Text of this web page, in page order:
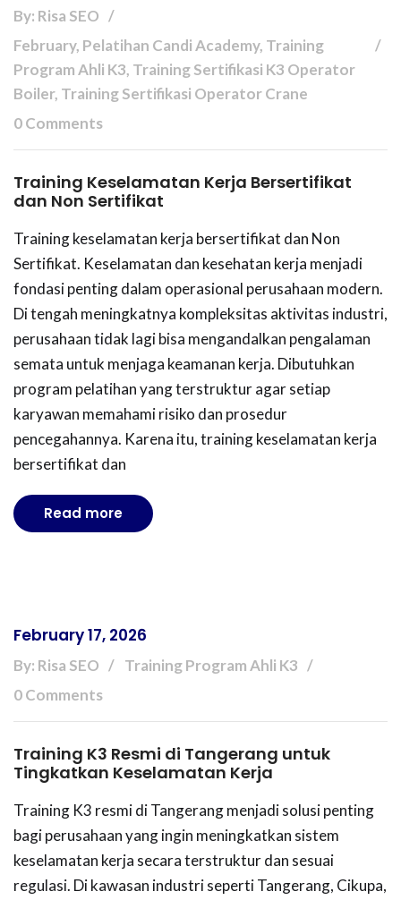
By: Risa SEO
February, Pelatihan Candi Academy, Training
Program Ahli K3, Training Sertifikasi K3 Operator
Boiler, Training Sertifikasi Operator Crane
0 Comments
Training Keselamatan Kerja Bersertifikat
dan Non Sertifikat
Training keselamatan kerja bersertifikat dan Non
Sertifikat. Keselamatan dan kesehatan kerja menjadi
fondasi penting dalam operasional perusahaan modern.
Di tengah meningkatnya kompleksitas aktivitas industri,
perusahaan tidak lagi bisa mengandalkan pengalaman
semata untuk menjaga keamanan kerja. Dibutuhkan
program pelatihan yang terstruktur agar setiap
karyawan memahami risiko dan prosedur
pencegahannya. Karena itu, training keselamatan kerja
bersertifikat dan
Read more
February 17, 2026
By: Risa SEO
Training Program Ahli K3
0 Comments
Training K3 Resmi di Tangerang untuk
Tingkatkan Keselamatan Kerja
Training K3 resmi di Tangerang menjadi solusi penting
bagi perusahaan yang ingin meningkatkan sistem
keselamatan kerja secara terstruktur dan sesuai
regulasi. Di kawasan industri seperti Tangerang, Cikupa,